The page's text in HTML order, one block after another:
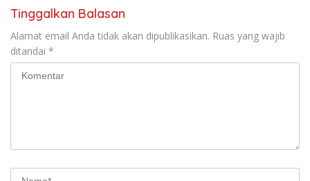
Tinggalkan Balasan
Alamat email Anda tidak akan dipublikasikan. Ruas yang wajib
ditandai *